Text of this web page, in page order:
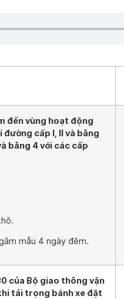
đến vùng hoạt động
cấp I, II và bằng
bằng 4 với các cấp
mẫu 4 ngày đêm.
của Bộ giao thông vận
tải trọng bánh xe đặt